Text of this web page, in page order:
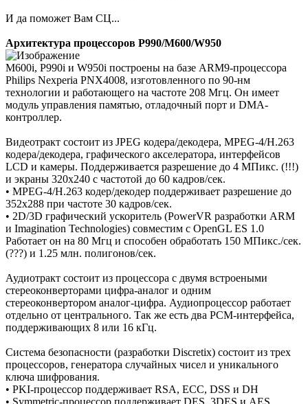
И да поможет Вам СЦ...
Архитектура процессоров P990/M600/W950
M600i, P990i и W950i построены на базе ARM9-процессора
Philips Nexperia PNX4008, изготовленного по 90-нм
технологии и работающего на частоте 208 Мгц. Он имеет
модуль управления памятью, отладочный порт и DMA-
контроллер.
Видеотракт состоит из JPEG кодера/декодера, MPEG-4/H.263
кодера/декодера, графического акселератора, интерфейсов
LCD и камеры. Поддерживается разрешение до 4 МПикс. (!!!)
и экраны 320х240 с частотой до 60 кадров/сек.
• MPEG-4/H.263 кодер/декодер поддерживает разрешение до
352x288 при частоте 30 кадров/сек.
• 2D/3D графический ускоритель (PowerVR разработки ARM
и Imagination Technologies) совместим с OpenGL ES 1.0
Работает он на 80 Мгц и способен обработать 150 МПикс./сек.
(???) и 1.25 млн. полигонов/сек.
Аудиотракт состоит из процессора с двумя встроеными
стереоконверторами цифра-аналог и одним
стереоконвертором аналог-цифра. Аудиопроцессор работает
отдельно от центрального. Так же есть два PCM-интерфейса,
поддерживающих 8 или 16 кГц.
Система безопасности (разработки Discretix) состоит из трех
процессоров, генератора случайных чисел и уникального
ключа шифрования.
• PKI-процессор поддерживает RSA, ECC, DSS и DH
• Symmetric-процессор поддерживает DES, 3DES и AES